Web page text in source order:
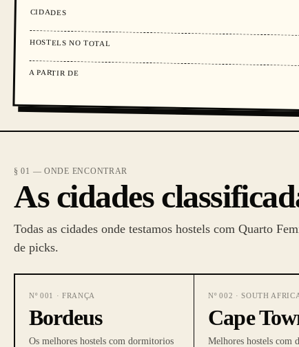
CIDADES
HOSTELS NO TOTAL
A PARTIR DE
§ 01 — ONDE ENCONTRAR
As cidades
Todas as cidades onde testamos hostels com Quarto
de picks.
Nº 001 · FRANÇA
Bordeus
Os melhores hostels com dormitorios
Nº002 ·SOUTH
Cape
Melhores hostels com